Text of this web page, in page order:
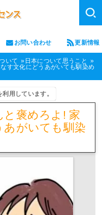
お問い合わせ 更新情報
いて
日本について思うこと
す文化にどうあがいても馴染め
用しています。
と褒めろよ! 家
がいても馴染